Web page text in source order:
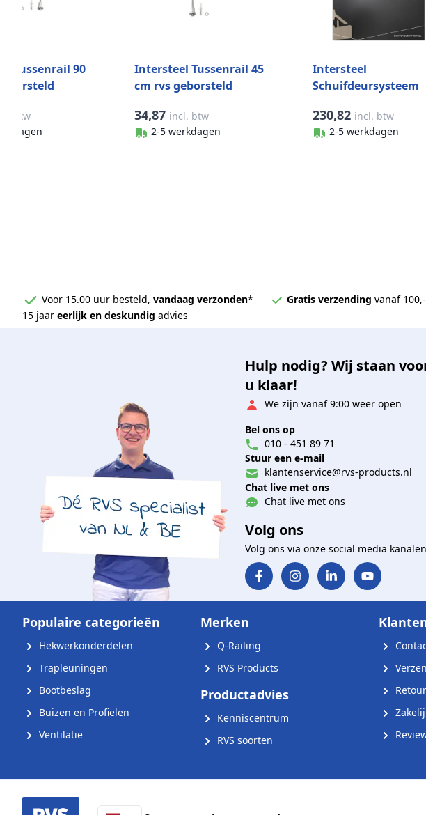
Tussenrail 90
btw
Intersteel Tussenrail 45
cm rvs geborsteld
34,87 incl. btw
2-5 werkdagen
Intersteel
Schuifdeursysteem
geborsteld
230,82 incl. btw
2-5 werkdagen
Voor 15.00 uur besteld, vandaag verzonden* Gratis verzending vanaf 100,-
15 jaar eerlijk en deskundig advies
Hulp nodig? Wij staan
u klaar!
We zijn vanaf 9:00 weer open
Bel ons op
010 - 451 89 71
Stuur een e-mail
klantenservice@rvs-products.nl
Chat live met ons
Chat live met ons
Volg ons
Volg ons via onze social media kanalen
Populaire categorieën
Hekwerkonderdelen
Trapleuningen
Bootbeslag
Buizen en Profielen
Ventilatie
Merken
Q-Railing
RVS Products
Productadvies
Kenniscentrum
RVS soorten